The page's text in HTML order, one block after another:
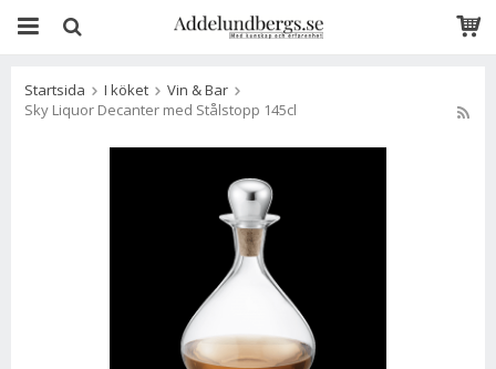
Startsida I köket
Vin & Bar
Sky Liquor Decanter med Stålstopp 145cl